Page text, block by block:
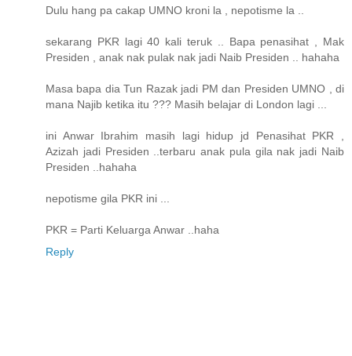
Dulu hang pa cakap UMNO kroni la , nepotisme la ..
sekarang PKR lagi 40 kali teruk .. Bapa penasihat , Mak
Presiden , anak nak pulak nak jadi Naib Presiden .. hahaha
Masa bapa dia Tun Razak jadi PM dan Presiden UMNO , di
mana Najib ketika itu ??? Masih belajar di London lagi ...
ini Anwar Ibrahim masih lagi hidup jd Penasihat PKR ,
Azizah jadi Presiden ..terbaru anak pula gila nak jadi Naib
Presiden ..hahaha
nepotisme gila PKR ini ...
PKR = Parti Keluarga Anwar ..haha
Reply